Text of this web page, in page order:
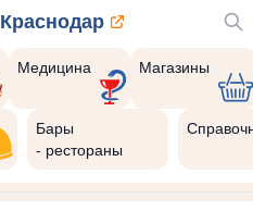
Краснодар
Медицина Магазины
Бары
- рестораны